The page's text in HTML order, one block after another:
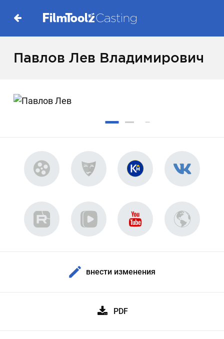
Павлов Лев Владимирович
внести изменения
PDF